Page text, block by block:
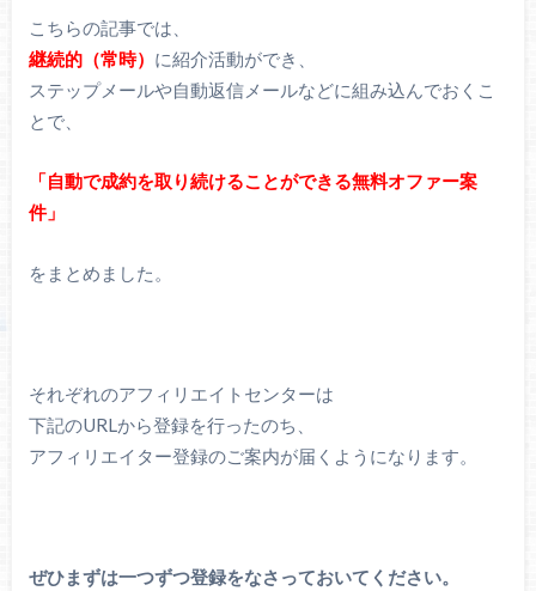
こちらの記事では、
継続的（常時） に紹介活動ができ、
ステップメールや自動返信メールなどに組み込んでおくこ
とで、
「自動で成約を取り続けることができる無料オファー案
件」
をまとめました。
それぞれのアフィリエイトセンターは
下記のURLから登録を行ったのち、
アフィリエイター登録のご案内が届くようになります。
ぜひまずは一つずつ登録をなさっておいてください。